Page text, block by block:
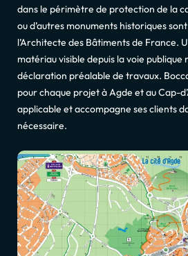
dans le périmètre de protection de la
ou d’autres monuments historiques sont
l’Architecte des Bâtiments de France.
matériau visible depuis la voie publique
déclaration préalable de travaux.
pour chaque projet à Agde et au Cap-
applicable et accompagne ses clients
nécessaire.